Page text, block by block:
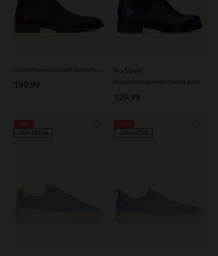
199.99
No Stress
129.99
-10% EXTRA
-10% EXTRA